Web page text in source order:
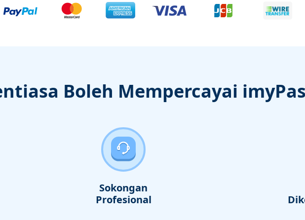
Boleh Mempercayai
Sokongan
Profesional